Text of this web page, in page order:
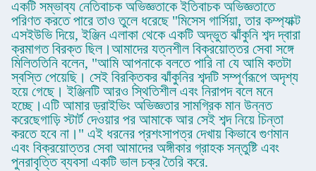
একটি সম্ভাব্য নেতিবাচক অভিজ্ঞতাকে ইতিবাচক অভিজ্ঞতাতে
পরিণত করতে পারে তাও তুলে ধরেছে "মিসেস গার্সিয়া, তার কম্প্যাক্ট
এসইউভি দিয়ে, ইঞ্জিন এলাকা থেকে একটি অদ্ভুত ঝাঁকুনি শব্দ দ্বারা
ক্রমাগত বিরক্ত ছিল।আমাদের যত্নশীল বিক্রয়োত্তর সেবা সঙ্গে
মিলিততিনি বলেন, "আমি আপনাকে বলতে পারি না যে আমি কতটা
স্বস্তি পেয়েছি। সেই বিরক্তিকর ঝাঁকুনির শব্দটি সম্পূর্ণরূপে অদৃশ্য
হয়ে গেছে। ইঞ্জিনটি আরও স্থিতিশীল এবং নিরাপদ বলে মনে
হচ্ছে।এটি আমার ড্রাইভিং অভিজ্ঞতার সামগ্রিক মান উন্নত
করেছেগাড়ি স্টার্ট দেওয়ার পর আমাকে আর সেই শব্দ নিয়ে চিন্তা
করতে হবে না।" এই ধরনের প্রশংসাপত্র দেখায় কিভাবে গুণমান
এবং বিক্রয়োত্তর সেবা আমাদের অঙ্গীকার গ্রাহক সন্তুষ্টি এবং
পুনরাবৃত্তি ব্যবসা একটি ভাল চক্র তৈরি করে.